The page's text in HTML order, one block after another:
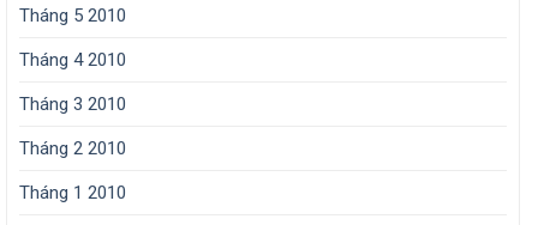
Tháng 5 2010
Tháng 4 2010
Tháng 3 2010
Tháng 2 2010
Tháng 1 2010